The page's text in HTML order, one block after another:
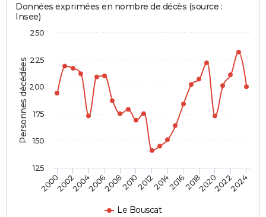
Personnes décédées
Données exprimées en nombre de décès (source :
Insee)
Le Bouscat
2000200220042006200820102012201420162018202020222024
125
150
175
200
225
250